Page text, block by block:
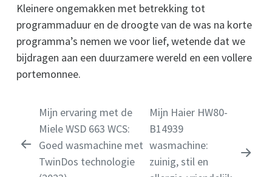
Kleinere ongemakken met betrekking tot
programmaduur en de droogte van de was na korte
programma’s nemen we voor lief, wetende dat we
bijdragen aan een duurzamere wereld en een vollere
portemonnee.
Mijn ervaring met de
Miele WSD 663 WCS:
Goed wasmachine met
TwinDos technologie
Mijn Haier HW80-
B14939
wasmachine:
zuinig, stil en